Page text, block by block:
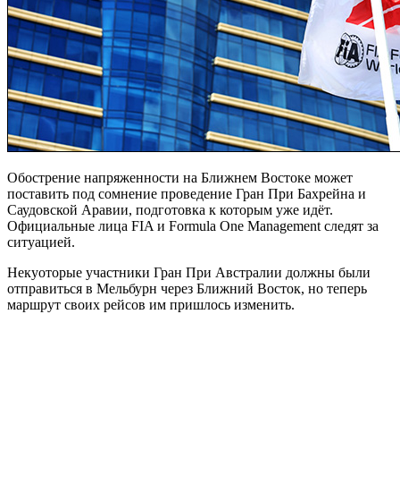
Обострение напряженности на Ближнем Востоке может
поставить под сомнение проведение Гран При Бахрейна и
Саудовской Аравии, подготовка к которым уже идёт.
Официальные лица FIA и Formula One Management следят за
ситуацией.
Некуоторые участники Гран При Австралии должны были
отправиться в Мельбурн через Ближний Восток, но теперь
маршрут своих рейсов им пришлось изменить.